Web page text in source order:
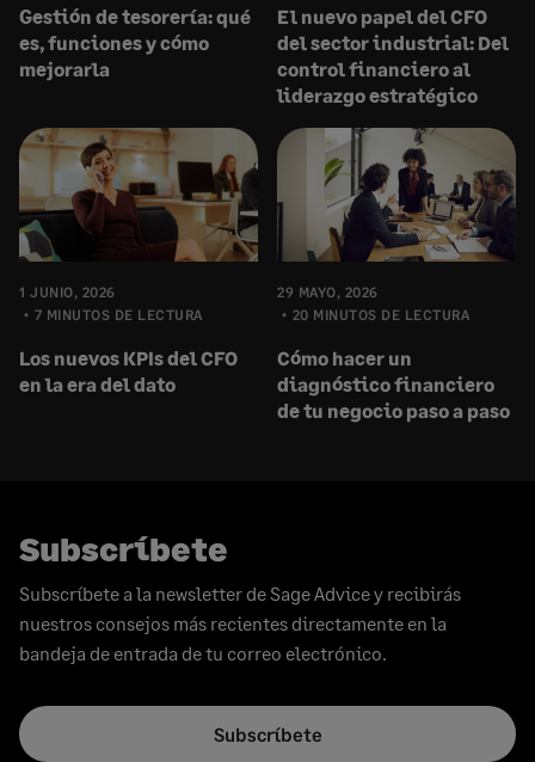
Gestión de tesorería: qué
es, funciones y cómo
mejorarla
El nuevo papel del CFO
del sector industrial: Del
control financiero al
liderazgo estratégico
1 JUNIO, 2026
7 MINUTOS DE LECTURA
Los nuevos KPIs del CFO
en la era del dato
29 MAYO, 2026
20 MINUTOS DE LECTURA
Cómo hacer un
diagnóstico financiero
de tu negocio paso a paso
Subscríbete
Subscríbete a la newsletter de Sage Advice y recibirás
nuestros consejos más recientes directamente en la
bandeja de entrada de tu correo electrónico.
Subscríbete